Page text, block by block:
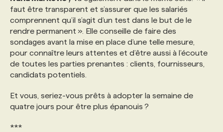
faut être transparent et s’assurer que les salariés
comprennent qu’il s’agit d’un test dans le but de le
rendre permanent ». Elle conseille de faire des
sondages avant la mise en place d’une telle mesure,
pour connaître leurs attentes et d’être aussi à l’écoute
de toutes les parties prenantes : clients, fournisseurs,
candidats potentiels.
Et vous, seriez-vous prêts à adopter la semaine de
quatre jours pour être plus épanouis ?
***